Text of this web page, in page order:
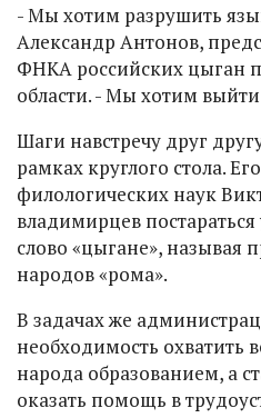
- Мы хотим разрушить
Александр Антонов,
ФНКА российских цыган
области. - Мы хотим выйти
Шаги навстречу друг
рамках круглого стола.
филологических наук
владимирцев
слово «цыгане», называя
народов «рома».
В задачах же
необходимость охватить
народа образованием, а
оказать помощь в